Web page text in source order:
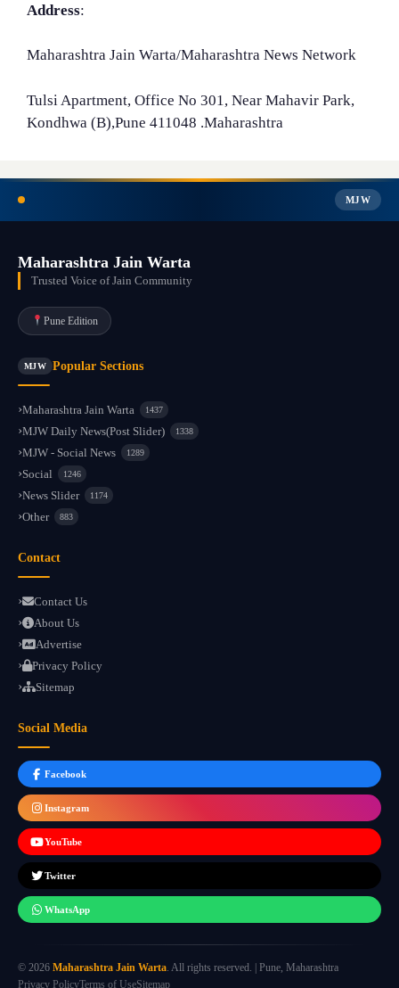
Address:
Maharashtra Jain Warta/Maharashtra News Network
Tulsi Apartment, Office No 301, Near Mahavir Park,
Kondhwa (B),Pune 411048 .Maharashtra
MJW
Maharashtra Jain Warta
Trusted Voice of Jain Community
Pune Edition
MJW Popular Sections
Maharashtra Jain Warta 1437
MJW Daily News(Post Slider) 1338
MJW - Social News 1289
Social 1246
News Slider 1174
Other 883
Contact
Contact Us
About Us
Advertise
Privacy Policy
Sitemap
Social Media
Facebook
Instagram
YouTube
Twitter
WhatsApp
© 2026 Maharashtra Jain Warta. All rights reserved. | Pune, Maharashtra
Privacy PolicyTerms of UseSitemap